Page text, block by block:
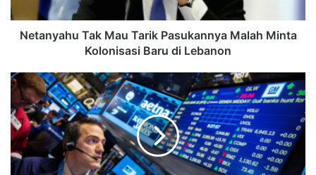
Netanyahu Tak Mau Tarik Pasukannya Malah Minta
Kolonisasi Baru di Lebanon